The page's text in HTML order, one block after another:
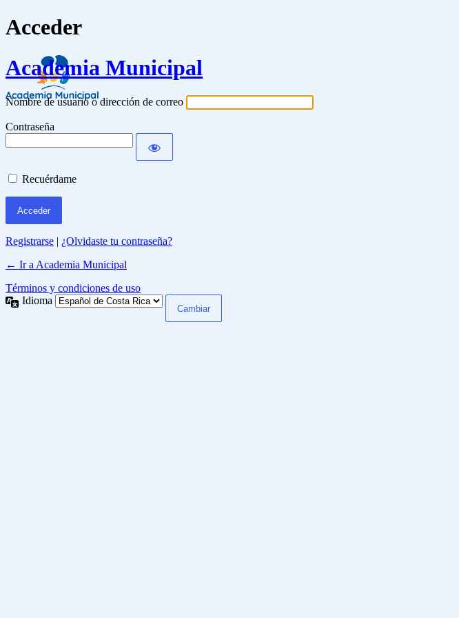
Acceder
Academia Municipal
Nombre de usuario o dirección de correo
Contraseña
Recuérdame
Registrarse | ¿Olvidaste tu contraseña?
← Ir a Academia Municipal
Términos y condiciones de uso
Idioma